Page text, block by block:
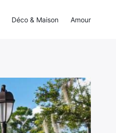
Déco & Maison Amour